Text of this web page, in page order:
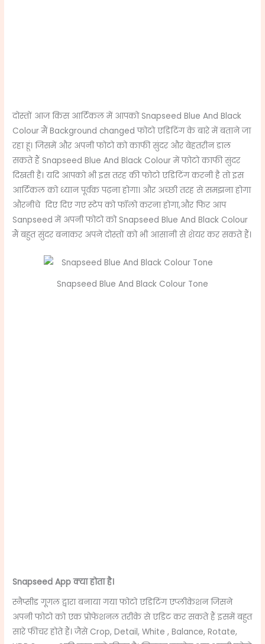
दोस्तों आज किस आर्टिकल में आपको Snapseed Blue And Black
Colour मैं Background changed फोटो एडिटिंग के बारे में बताने जा
रहा हूं। जिसमें और अपनी फोटो को काफी सुंदर और बेहतरीन डाल
सकते हैं Snapseed Blue And Black Colour में फोटो काफी सुंदर
दिखती है। यदि आपको भी इस तरह की फोटो एडिटिंग करनी है तो इस
आर्टिकल को ध्यान पूर्वक पढ़ना होगा। और अच्छी तरह से समझना होगा
औरनीचे दिए दिए गए स्टेप को फॉलो करना होगा,और फिर आप
Sanpseed में अपनी फोटो को Snapseed Blue And Black Colour
मैं बहुत सुंदर बनाकर अपने दोस्तों को भी आसानी से शेयर कर सकते हैं।
Snapseed Blue And Black Colour Tone
Snapseed App क्या होता है।
स्नैप्सीड गूगल द्वारा बनाया गया फोटो एडिटिंग एप्लीकेशन जिसने
अपनी फोटो को एक प्रोफेशनल तरीके से एडिट कर सकते हैं इसमें बहुत
सारे फीचर होते हैं। जैसे Crop, Detail, White , Balance, Rotate,